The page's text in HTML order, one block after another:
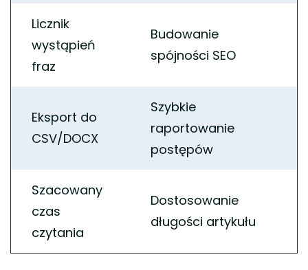
Licznik
wystąpień
fraz
Budowanie
spójności SEO
Eksport do
CSV/DOCX
Szybkie
raportowanie
postępów
Szacowany
czas
czytania
Dostosowanie
długości artykułu